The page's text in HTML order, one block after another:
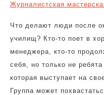
Журналистская
Что делают люди после
училищ? Кто-то поет в
менеджера, кто-то
себя, но только не
которая выступает на
Группа может